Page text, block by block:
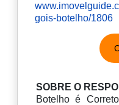
gois-botelho/1806
SOBRE O
Botelho é